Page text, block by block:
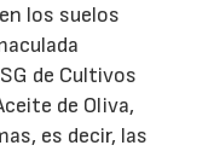
los suelos
de Cultivos
de Oliva,
es decir, las